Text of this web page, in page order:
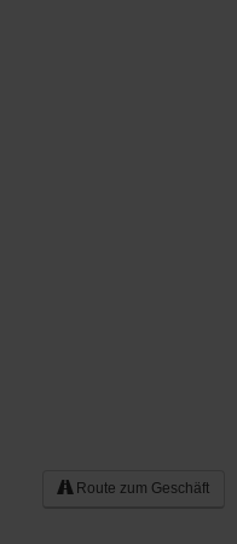
Route zum Geschäft